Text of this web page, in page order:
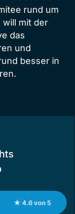
rund um
will mit der
das
und
besser in
★ 4.6 von 5